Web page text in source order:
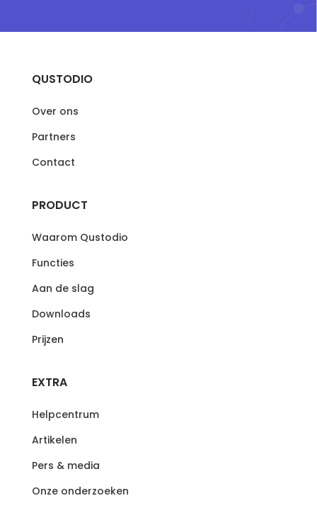
QUSTODIO
Over ons
Partners
Contact
PRODUCT
Waarom Qustodio
Functies
Aan de slag
Downloads
Prijzen
EXTRA
Helpcentrum
Artikelen
Pers & media
Onze onderzoeken